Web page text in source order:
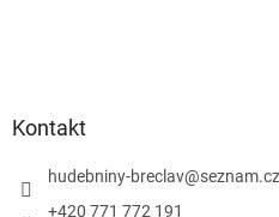
Kontakt
hudebniny-breclav@seznam.cz
+420 771 772 191